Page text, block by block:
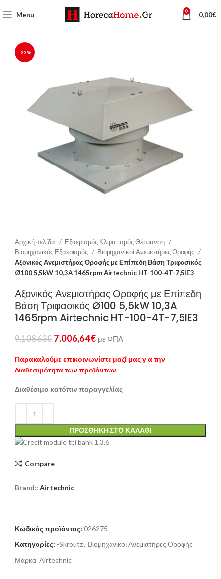
Menu 0 0,00€
-23%
Αρχική σελίδα
Εξαερισμός Κλιματισμός Θέρμανση
Βιομηχανικός Εξαερισμός
Βιομηχανικοί Ανεμιστήρες Οροφής
Αξονικός Ανεμιστήρας Οροφής με Επίπεδη Βάση Τριφασικός
Ø100 5,5kW 10,3A 1465rpm Airtechnic HT-100-4T-7,5IE3
Αξονικός Ανεμιστήρας Οροφής με Επίπεδη
Βάση Τριφασικός Ø100 5,5kW 10,3A
1465rpm Airtechnic HT-100-4T-7,5IE3
9.108,63€ 7.006,64€ με ΦΠΑ
Παρακαλούμε επικοινωνίστε μαζί μας για την
διαθεσιμότητα των προϊόντων.
Διαθέσιμο κατόπιν παραγγελίας
ΠΡΟΣΘΉΚΗ ΣΤΟ ΚΑΛΆΘΙ
Compare
Brand:: Airtechnic
Κωδικός προϊόντος: 026275
Κατηγορίες: -Skroutz, Βιομηχανικοί Ανεμιστήρες Οροφής
Μάρκα: Airtechnic